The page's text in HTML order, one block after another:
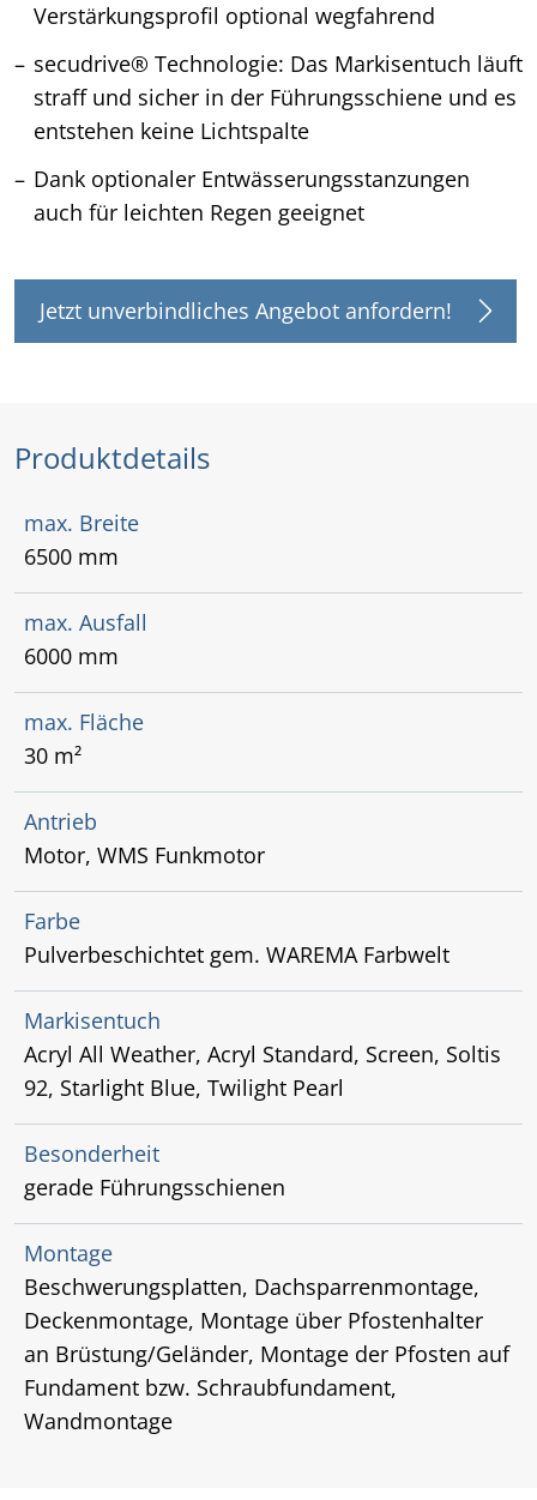
Verstärkungsprofil optional wegfahrend
secudrive® Technologie: Das Markisentuch läuft
straff und sicher in der Führungsschiene und es
entstehen keine Lichtspalte
Dank optionaler Entwässerungsstanzungen
auch für leichten Regen geeignet
Jetzt unverbindliches Angebot anfordern!
Produktdetails
max. Breite
6500 mm
max. Ausfall
6000 mm
max. Fläche
30 m²
Antrieb
Motor, WMS Funkmotor
Farbe
Pulverbeschichtet gem. WAREMA Farbwelt
Markisentuch
Acryl All Weather, Acryl Standard, Screen, Soltis
92, Starlight Blue, Twilight Pearl
Besonderheit
gerade Führungsschienen
Montage
Beschwerungsplatten, Dachsparrenmontage,
Deckenmontage, Montage über Pfostenhalter
an Brüstung/Geländer, Montage der Pfosten auf
Fundament bzw. Schraubfundament,
Wandmontage